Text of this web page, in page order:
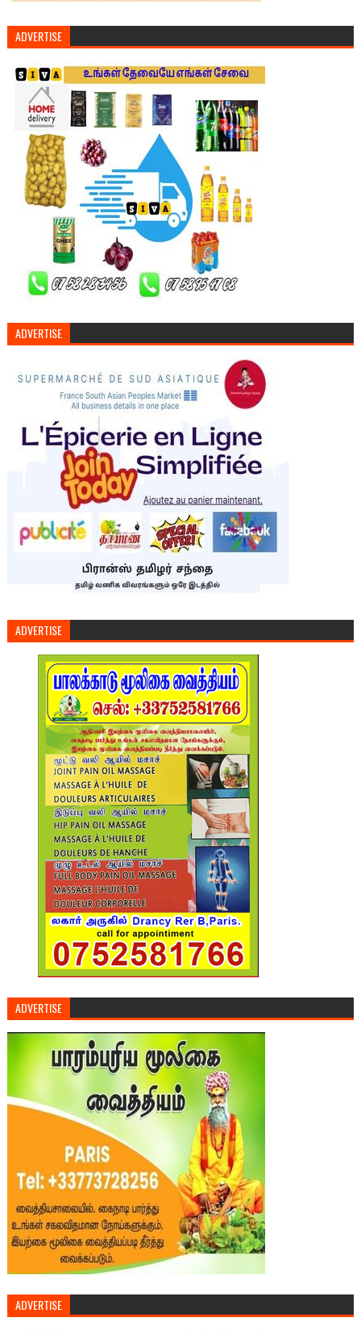
ADVERTISE
ADVERTISE
ADVERTISE
ADVERTISE
ADVERTISE